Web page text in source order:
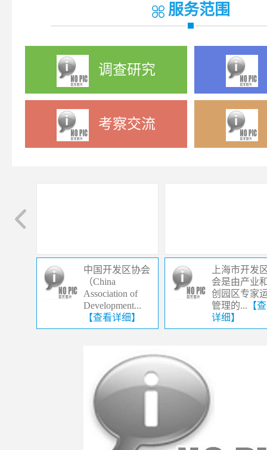
服务范围
调查研究
考察交流
中国开发区协会
（China
Association of
Development...
【查看详细】
上海市开发
会是由产业
创园区专家
管理的... 【
详细】